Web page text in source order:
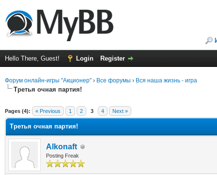
Hello There, Guest! Login Register
Форум онлайн-игры "Акционер" › Все форумы › Вся наша жизнь - игра
Третья очная партия!
Pages (4): « Previous 1 2 3 4 Next »
Третья очная партия!
Alkonaft
Posting Freak